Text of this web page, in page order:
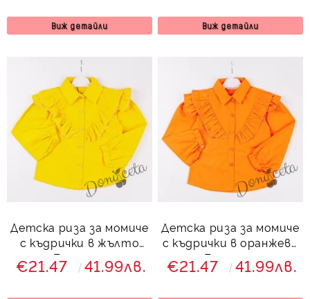
Виж детайли Виж детайли
Детска риза за момиче
с къдрички в жълто
Беатрис
€21.47 41.99лв.
Детска риза за момиче
с къдрички в оранжево
Беатрис
€21.47 41.99лв.